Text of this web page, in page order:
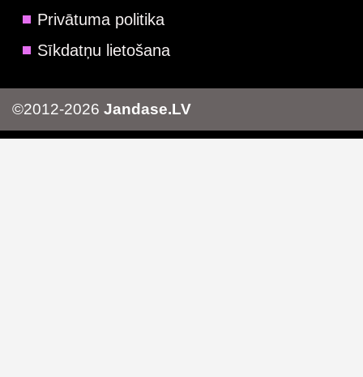
Privātuma politika
Sīkdatņu lietošana
©2012-2026 Jandase.LV